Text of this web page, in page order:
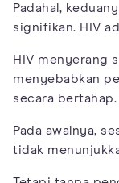
Padahal,
signifikan. HIV
HIV menyerang
menyebabkan
secara bertahap.
Pada awalnya,
tidak